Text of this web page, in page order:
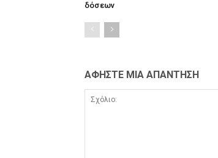
δόσεων
ΑΦΗΣΤΕ ΜΙΑ ΑΠΑΝΤΗΣΗ